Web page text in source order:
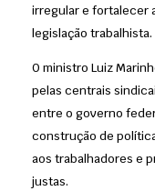
irregular e fortalecer
legislação trabalhista.
O ministro Luiz
pelas centrais
entre o governo
construção de
aos trabalhadores e
justas.